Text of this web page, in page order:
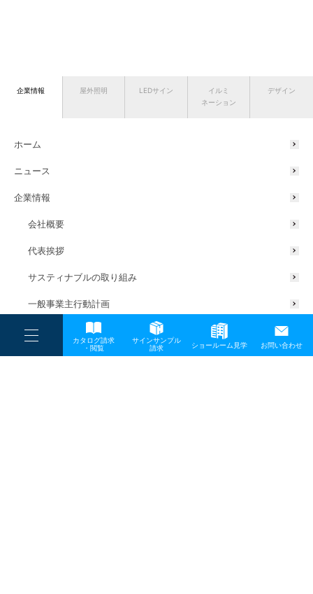
----
----
-
カタログ請求
・閲覧
サインサンプル
請求
ショールーム見学 お問い合わせ
企業情報 屋外照明 LEDサイン
イルミ
ネーション
デザイン
ホーム
ニュース
企業情報
会社概要
代表挨拶
サスティナブルの取り組み
一般事業主行動計画